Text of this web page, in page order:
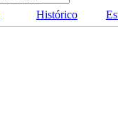
Histórico